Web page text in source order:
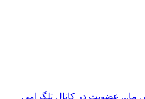
ما... عضویت در کانال تلگرامی